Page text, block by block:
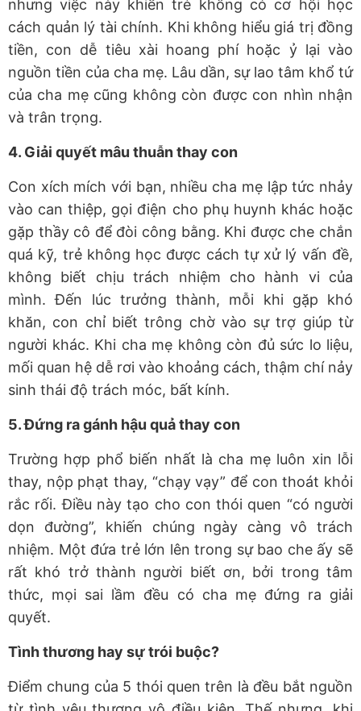
nhưng việc này khiến trẻ không có cơ hội học
cách quản lý tài chính. Khi không hiểu giá trị đồng
tiền, con dễ tiêu xài hoang phí hoặc ỷ lại vào
nguồn tiền của cha mẹ. Lâu dần, sự lao tâm khổ tứ
của cha mẹ cũng không còn được con nhìn nhận
và trân trọng.
4. Giải quyết mâu thuẫn thay con
Con xích mích với bạn, nhiều cha mẹ lập tức nhảy
vào can thiệp, gọi điện cho phụ huynh khác hoặc
gặp thầy cô để đòi công bằng. Khi được che chắn
quá kỹ, trẻ không học được cách tự xử lý vấn đề,
không biết chịu trách nhiệm cho hành vi của
mình. Đến lúc trưởng thành, mỗi khi gặp khó
khăn, con chỉ biết trông chờ vào sự trợ giúp từ
người khác. Khi cha mẹ không còn đủ sức lo liệu,
mối quan hệ dễ rơi vào khoảng cách, thậm chí nảy
sinh thái độ trách móc, bất kính.
5. Đứng ra gánh hậu quả thay con
Trường hợp phổ biến nhất là cha mẹ luôn xin lỗi
thay, nộp phạt thay, “chạy vạy” để con thoát khỏi
rắc rối. Điều này tạo cho con thói quen “có người
dọn đường”, khiến chúng ngày càng vô trách
nhiệm. Một đứa trẻ lớn lên trong sự bao che ấy sẽ
rất khó trở thành người biết ơn, bởi trong tâm
thức, mọi sai lầm đều có cha mẹ đứng ra giải
quyết.
Tình thương hay sự trói buộc?
Điểm chung của 5 thói quen trên là đều bắt nguồn